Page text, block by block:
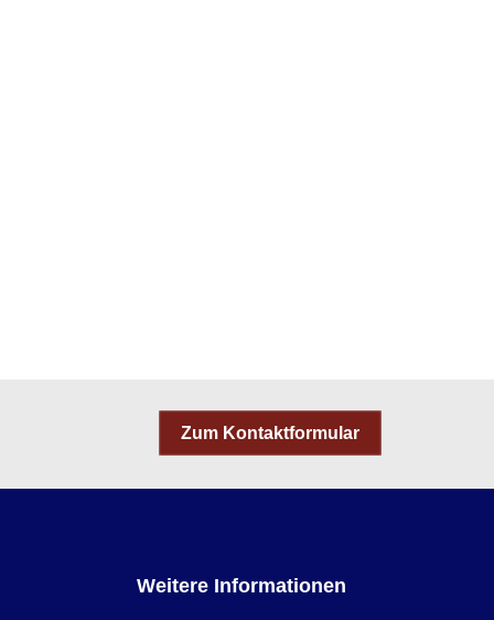
Zum Kontaktformular
Weitere Informationen